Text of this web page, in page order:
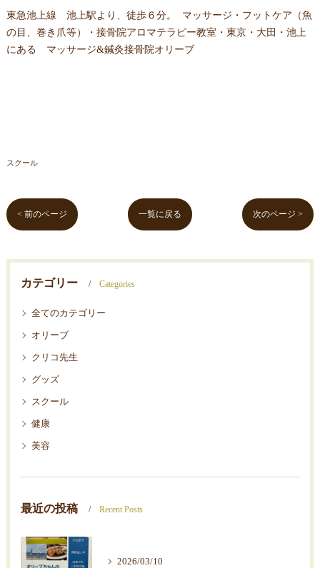
東急池上線 池上駅より、徒歩６分。 マッサージ・フットケア（魚
の目、巻き爪等）・接骨院アロマテラピー教室・東京・大田・池上
にある マッサージ&鍼灸接骨院オリーブ
スクール
< 前のページ 一覧に戻る 次のページ >
カテゴリー Categories
全てのカテゴリー
オリーブ
クリコ先生
グッズ
スクール
健康
美容
最近の投稿 Recent Posts
2026/03/10